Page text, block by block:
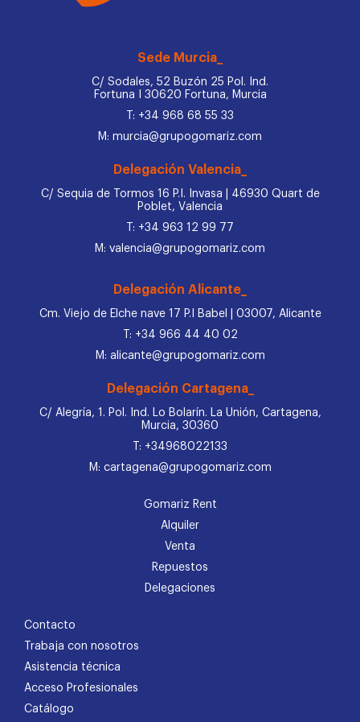
Sede Murcia_
C/ Sodales, 52 Buzón 25 Pol. Ind.
Fortuna I 30620 Fortuna, Murcia
T: +34 968 68 55 33
M: murcia@grupogomariz.com
Delegación Valencia_
C/ Sequia de Tormos 16 P.I. Invasa | 46930 Quart de
Poblet, Valencia
T: +34 963 12 99 77
M: valencia@grupogomariz.com
Delegación Alicante_
Cm. Viejo de Elche nave 17 P.I Babel | 03007, Alicante
T: +34 966 44 40 02
M: alicante@grupogomariz.com
Delegación Cartagena_
C/ Alegría, 1. Pol. Ind. Lo Bolarín. La Unión, Cartagena,
Murcia, 30360
T: +34968022133
M: cartagena@grupogomariz.com
Gomariz Rent
Alquiler
Venta
Repuestos
Delegaciones
Contacto
Trabaja con nosotros
Asistencia técnica
Acceso Profesionales
Catálogo